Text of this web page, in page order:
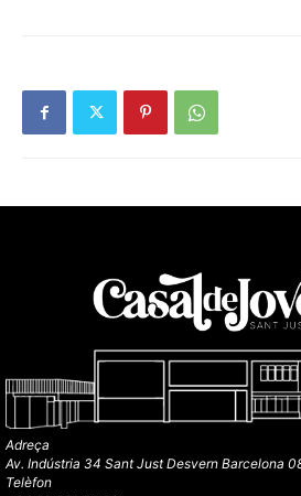
Adreça
Av. Indústria 34 Sant Just Desvern Barcelona
Telèfon